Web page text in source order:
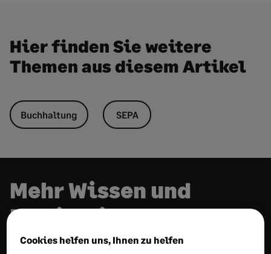
Hier finden Sie weitere
Themen aus diesem Artikel
Buchhaltung SEPA
Mehr Wissen und
Inspiration
Cookies helfen uns, Ihnen zu helfen